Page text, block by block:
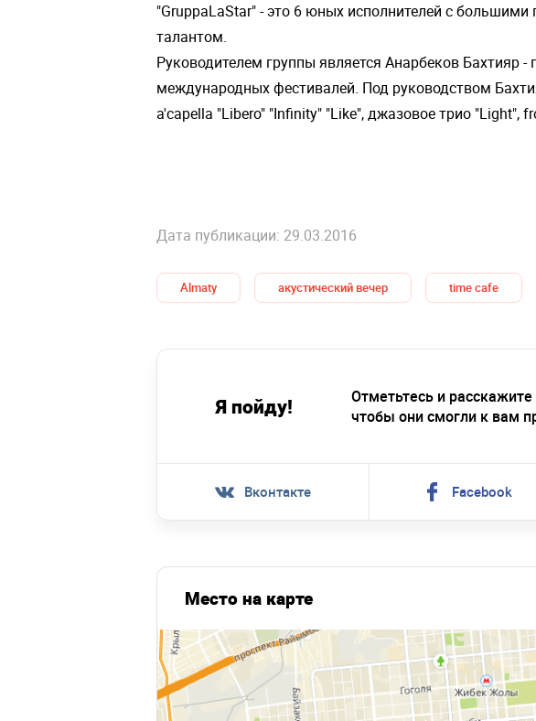
"GruppaLaStar" - это 6 юных исполнителей с
талантом.
Руководителем группы является Анарбеков Бахтияр -
международных фестивалей. Под руководством
a'capella "Libero" "Infinity" "Like", джазовое трио "Light",
Дата публикации: 29.03.2016
Almaty акустический вечер time cafe
Я пойду!
Отметьтесь и
чтобы они смогли к вам
Вконтакте Facebook
Место на карте